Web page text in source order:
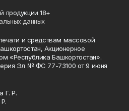
продукции 18+
данных
и средствам массовой
Акционерное
«Республика Башкортостан».
Эл № ФС 77-73100 от 9 июня
Г. Р.